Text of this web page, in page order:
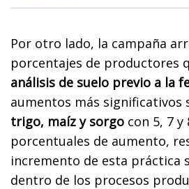
Por otro lado, la campaña
porcentajes de productores
análisis de suelo previo a la
aumentos más significativos
trigo, maíz y sorgo con 5, 7
porcentuales de aumento,
incremento de esta práctica
dentro de los procesos